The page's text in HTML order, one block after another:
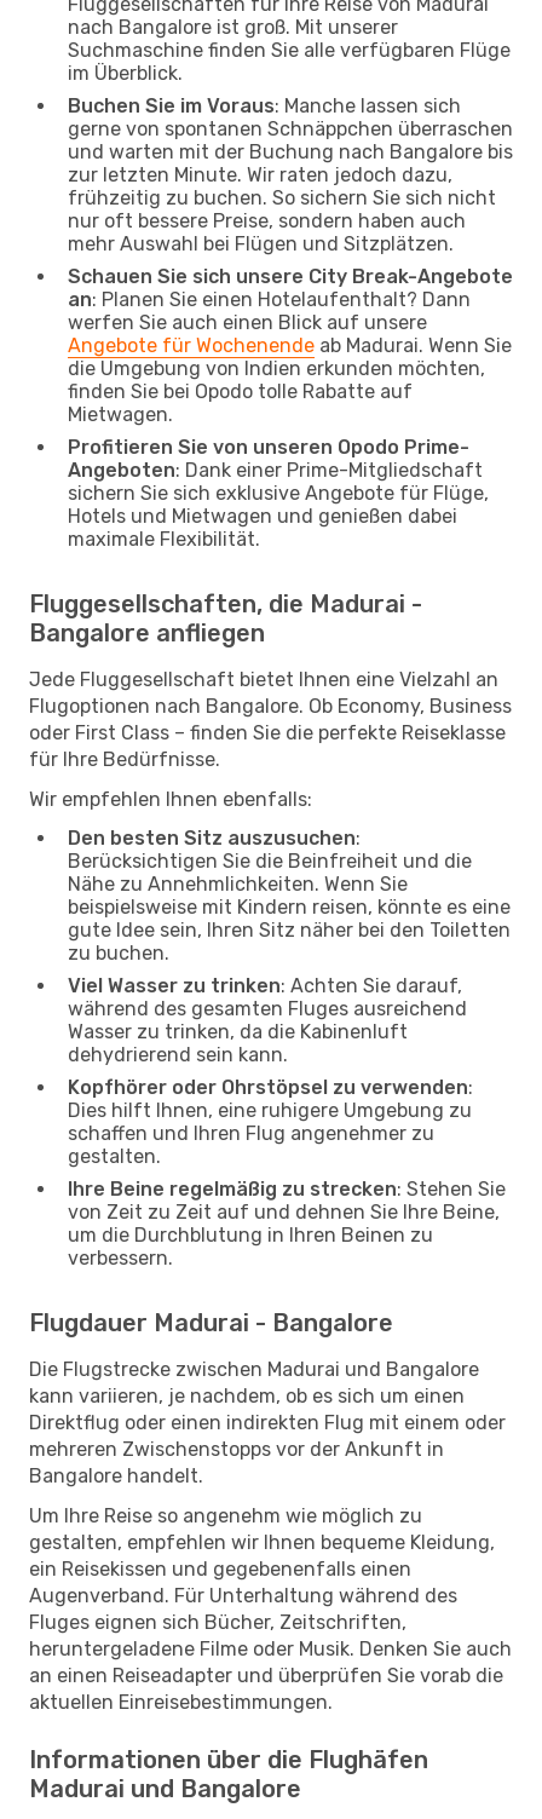
nach Bangalore ist groß. Mit unserer
Suchmaschine finden Sie alle verfügbaren Flüge
im Überblick.
Buchen Sie im Voraus: Manche lassen sich
gerne von spontanen Schnäppchen überraschen
und warten mit der Buchung nach Bangalore bis
zur letzten Minute. Wir raten jedoch dazu,
frühzeitig zu buchen. So sichern Sie sich nicht
nur oft bessere Preise, sondern haben auch
mehr Auswahl bei Flügen und Sitzplätzen.
Schauen Sie sich unsere City Break-Angebote
an: Planen Sie einen Hotelaufenthalt? Dann
werfen Sie auch einen Blick auf unsere
Angebote für Wochenende ab Madurai. Wenn Sie
die Umgebung von Indien erkunden möchten,
finden Sie bei Opodo tolle Rabatte auf
Mietwagen.
Profitieren Sie von unseren Opodo Prime-
Angeboten: Dank einer Prime-Mitgliedschaft
sichern Sie sich exklusive Angebote für Flüge,
Hotels und Mietwagen und genießen dabei
maximale Flexibilität.
Fluggesellschaften, die Madurai -
Bangalore anfliegen
Jede Fluggesellschaft bietet Ihnen eine Vielzahl an
Flugoptionen nach Bangalore. Ob Economy, Business
oder First Class – finden Sie die perfekte Reiseklasse
für Ihre Bedürfnisse.
Wir empfehlen Ihnen ebenfalls:
Den besten Sitz auszusuchen:
Berücksichtigen Sie die Beinfreiheit und die
Nähe zu Annehmlichkeiten. Wenn Sie
beispielsweise mit Kindern reisen, könnte es eine
gute Idee sein, Ihren Sitz näher bei den Toiletten
zu buchen.
Viel Wasser zu trinken: Achten Sie darauf,
während des gesamten Fluges ausreichend
Wasser zu trinken, da die Kabinenluft
dehydrierend sein kann.
Kopfhörer oder Ohrstöpsel zu verwenden:
Dies hilft Ihnen, eine ruhigere Umgebung zu
schaffen und Ihren Flug angenehmer zu
gestalten.
Ihre Beine regelmäßig zu strecken: Stehen Sie
von Zeit zu Zeit auf und dehnen Sie Ihre Beine,
um die Durchblutung in Ihren Beinen zu
verbessern.
Flugdauer Madurai - Bangalore
Die Flugstrecke zwischen Madurai und Bangalore
kann variieren, je nachdem, ob es sich um einen
Direktflug oder einen indirekten Flug mit einem oder
mehreren Zwischenstopps vor der Ankunft in
Bangalore handelt.
Um Ihre Reise so angenehm wie möglich zu
gestalten, empfehlen wir Ihnen bequeme Kleidung,
ein Reisekissen und gegebenenfalls einen
Augenverband. Für Unterhaltung während des
Fluges eignen sich Bücher, Zeitschriften,
heruntergeladene Filme oder Musik. Denken Sie auch
an einen Reiseadapter und überprüfen Sie vorab die
aktuellen Einreisebestimmungen.
Informationen über die Flughäfen
Madurai und Bangalore